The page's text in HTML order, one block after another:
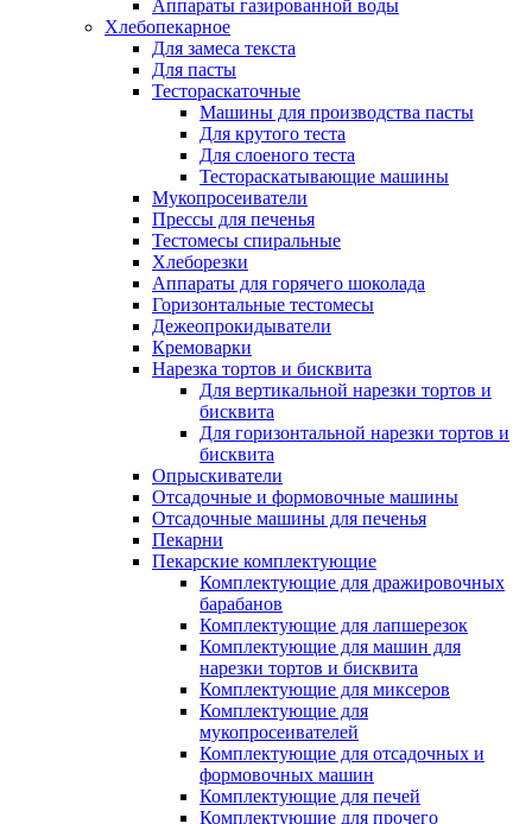
Аппараты газированной воды
Хлебопекарное
Для замеса текста
Для пасты
Тестораскаточные
Машины для производства пасты
Для крутого теста
Для слоеного теста
Тестораскатывающие машины
Мукопросеиватели
Прессы для печенья
Тестомесы спиральные
Хлеборезки
Аппараты для горячего шоколада
Горизонтальные тестомесы
Дежеопрокидыватели
Кремоварки
Нарезка тортов и бисквита
Для вертикальной нарезки тортов и
бисквита
Для горизонтальной нарезки тортов и
бисквита
Опрыскиватели
Отсадочные и формовочные машины
Отсадочные машины для печенья
Пекарни
Пекарские комплектующие
Комплектующие для дражировочных
барабанов
Комплектующие для лапшерезок
Комплектующие для машин для
нарезки тортов и бисквита
Комплектующие для миксеров
Комплектующие для
мукопросеивателей
Комплектующие для отсадочных и
формовочных машин
Комплектующие для печей
Комплектующие для прочего